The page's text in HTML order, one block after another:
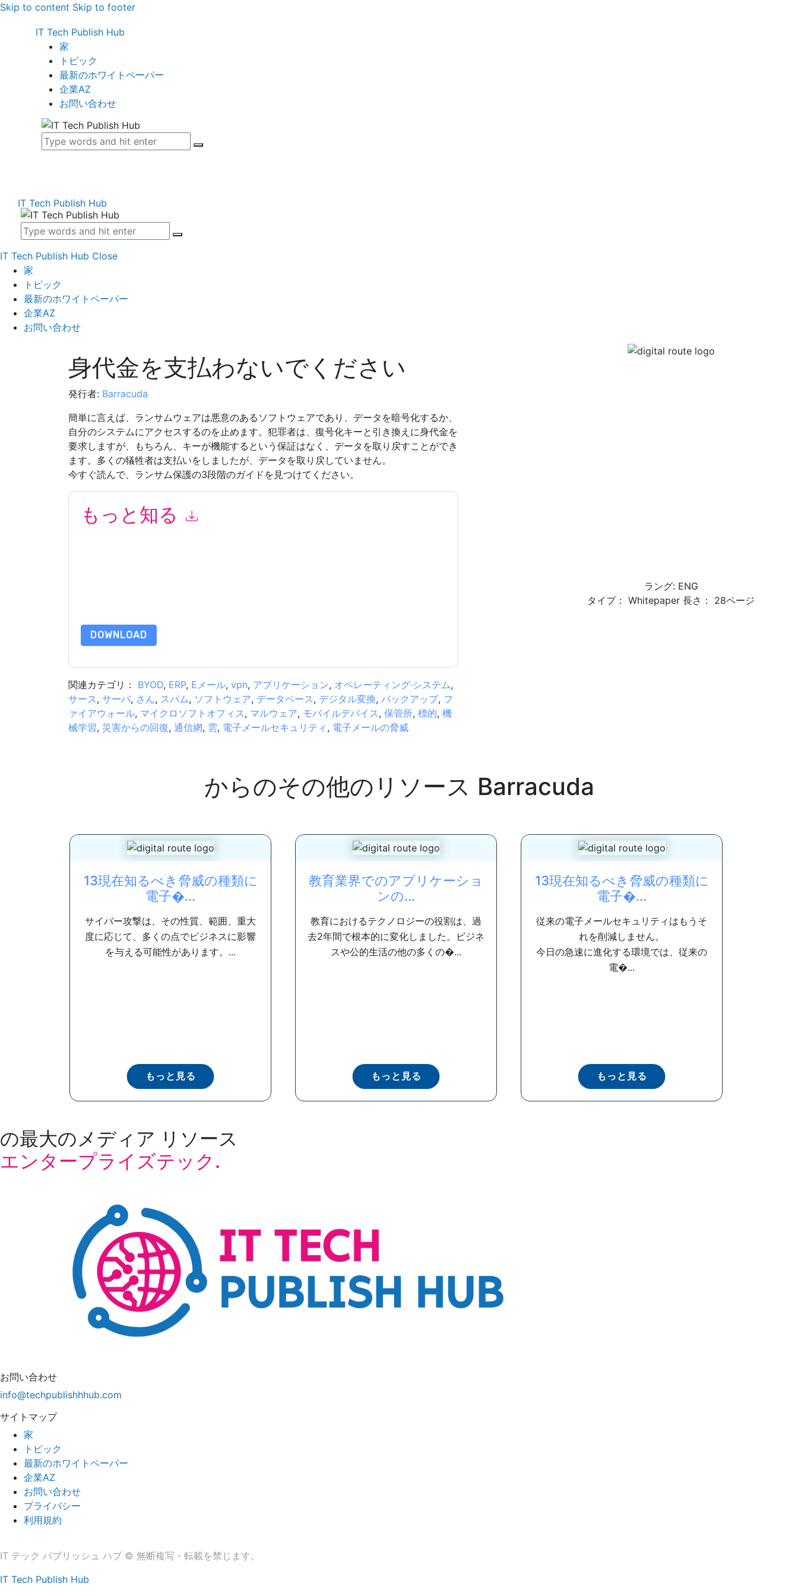
Skip to content Skip to footer
IT Tech Publish Hub
家
トピック
最新のホワイトペーパー
企業AZ
お問い合わせ
IT Tech Publish Hub
IT Tech Publish Hub Close
家
トピック
最新のホワイトペーパー
企業AZ
お問い合わせ
身代金を支払わないでください
発行者: Barracuda
簡単に言えば、ランサムウェアは悪意のあるソフトウェアであり、データを暗号化するか、
自分のシステムにアクセスするのを止めます。犯罪者は、復号化キーと引き換えに身代金を
要求しますが、もちろん、キーが機能するという保証はなく、データを取り戻すことができ
ます。多くの犠牲者は支払いをしましたが、データを取り戻していません。
今すぐ読んで、ランサム保護の3段階のガイドを見つけてください。
もっと知る
DOWNLOAD
関連カテゴリ： BYOD, ERP, Eメール, vpn, アプリケーション, オペレーティング·システム,
サース, サーバ, さん, スパム, ソフトウェア, データベース, デジタル変換, バックアップ, フ
ァイアウォール, マイクロソフトオフィス, マルウェア, モバイルデバイス, 保管所, 標的, 機
械学習, 災害からの回復, 通信網, 雲, 電子メールセキュリティ , 電子メールの脅威
ラング: ENG
タイプ： Whitepaper 長さ： 28ページ
からのその他のリソース Barracuda
13現在知るべき脅威の種類に
電子�...
サイバー攻撃は、その性質、範囲、重大
度に応じて、多くの点でビジネスに影響
を与える可能性があります。...
もっと見る
教育業界でのアプリケーショ
ンの...
教育におけるテクノロジーの役割は、過
去2年間で根本的に変化しました。ビジネ
スや公的生活の他の多くの�...
もっと見る
13現在知るべき脅威の種類に
電子�...
従来の電子メールセキュリティはもうそ
れを削減しません。
今日の急速に進化する環境では、従来の
電�...
もっと見る
の最大のメディア リソース
エンタープライズテック.
お問い合わせ
info@techpublishhhub.com
サイトマップ
家
トピック
最新のホワイトペーパー
企業AZ
お問い合わせ
プライバシー
利用規約
IT テック パブリッシュ ハブ © 無断複写・転載を禁じます。
IT Tech Publish Hub